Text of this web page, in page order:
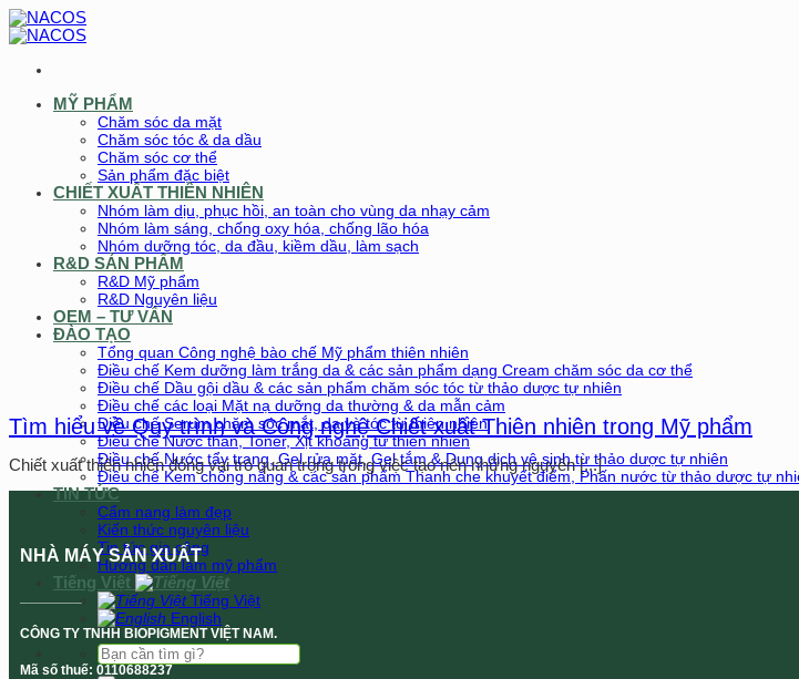
Chuyển
đến
dung
MỸ PHẨM
Chăm sóc da mặt
Chăm sóc tóc & da dầu
Chăm sóc cơ thể
Sản phẩm đặc biệt
CHIẾT XUẤT THIÊN NHIÊN
Nhóm làm dịu, phục hồi, an toàn cho vùng da nhạy cảm
Nhóm làm sáng, chống oxy hóa, chống lão hóa
Nhóm dưỡng tóc, da đầu, kiềm dầu, làm sạch
R&D SẢN PHẨM
R&D Mỹ phẩm
R&D Nguyên liệu
OEM – TƯ VẤN
ĐÀO TẠO
Tổng quan Công nghệ bào chế Mỹ phẩm thiên nhiên
Điều chế Kem dưỡng làm trắng da & các sản phẩm dạng Cream chăm sóc da cơ thể
Điều chế Dầu gội dầu & các sản phẩm chăm sóc tóc từ thảo dược tự nhiên
Điều chế các loại Mặt nạ dưỡng da thường & da mẫn cảm
Điều chế Serum chăm sóc mắt, da và tóc từ thiên nhiên
Điều chế Nước thần, Toner, Xịt khoáng từ thiên nhiên
Điều chế Nước tẩy trang, Gel rửa mặt, Gel tắm & Dung dịch vệ sinh từ thảo dược tự nhiên
Điều chế Kem chống nắng & các sản phẩm Thanh che khuyết điểm, Phấn nước từ thảo dược tự
TIN TỨC
Cẩm nang làm đẹp
Kiến thức nguyên liệu
Tin tức gia công
Hướng dẫn làm mỹ phẩm
Tiếng Việt
Tiếng Việt
English
Tìm
kiếm:
Tìm hiểu về Quy trình và Công nghệ Chiết xuất Thiên nhiên trong Mỹ phẩm
Chiết xuất thiên nhiên đóng vai trò quan trọng trong việc tạo nên những nguyên [...]
NHÀ MÁY SẢN XUẤT
CÔNG TY TNHH BIOPIGMENT VIỆT NAM.
Mã số thuế: 0110688237